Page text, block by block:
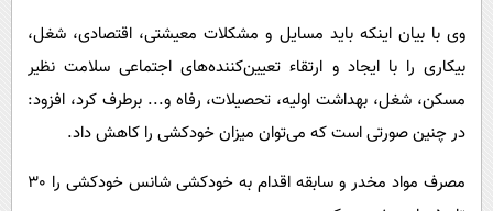
وی با بیان اینکه باید مسایل و مشکلات معیشتی، اقتصادی، شغل،
بیکاری را با ایجاد و ارتقاء تعیین‌کننده‌های اجتماعی سلامت نظیر
مسکن، شغل، بهداشت اولیه، تحصیلات، رفاه و... برطرف کرد، افزود:
در چنین صورتی است که می‌توان میزان خودکشی را کاهش داد.
مصرف‌ مواد مخدر و سابقه اقدام به خودکشی شانس خودکشی را 30